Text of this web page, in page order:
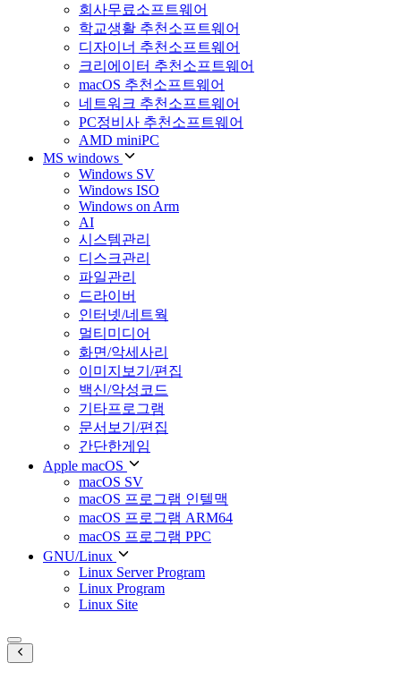
회사무료소프트웨어
학교생활 추천소프트웨어
디자이너 추천소프트웨어
크리에이터 추천소프트웨어
macOS 추천소프트웨어
네트워크 추천소프트웨어
PC정비사 추천소프트웨어
AMD miniPC
MS windows
Windows SV
Windows ISO
Windows on Arm
AI
시스템관리
디스크관리
파일관리
드라이버
인터넷/네트웍
멀티미디어
화면/악세사리
이미지보기/편집
백신/악성코드
기타프로그램
문서보기/편집
간단한게임
Apple macOS
macOS SV
macOS 프로그램 인텔맥
macOS 프로그램 ARM64
macOS 프로그램 PPC
GNU/Linux
Linux Server Program
Linux Program
Linux Site